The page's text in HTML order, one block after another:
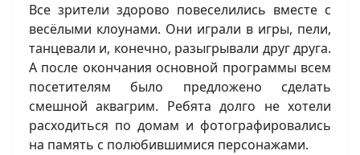
Все зрители здорово повеселились вместе с
весёлыми клоунами. Они играли в игры, пели,
танцевали и, конечно, разыгрывали друг друга.
А после окончания основной программы всем
посетителям было предложено сделать
смешной аквагрим. Ребята долго не хотели
расходиться по домам и фотографировались
на память с полюбившимися персонажами.